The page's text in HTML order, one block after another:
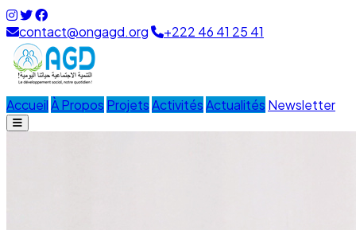
contact@ongagd.org +222 46 41 25 41
AccueilÀ Propos ProjetsActivitésActualités Newsletter